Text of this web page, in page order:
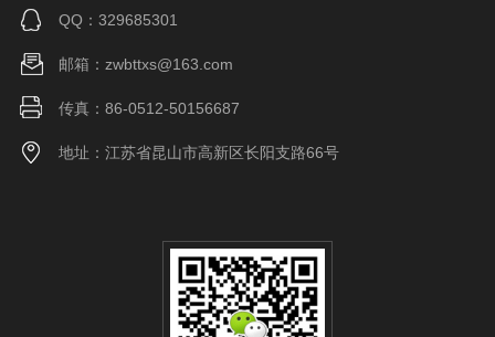
QQ：329685301
邮箱：zwbttxs@163.com
传真：86-0512-50156687
地址：江苏省昆山市高新区长阳支路66号